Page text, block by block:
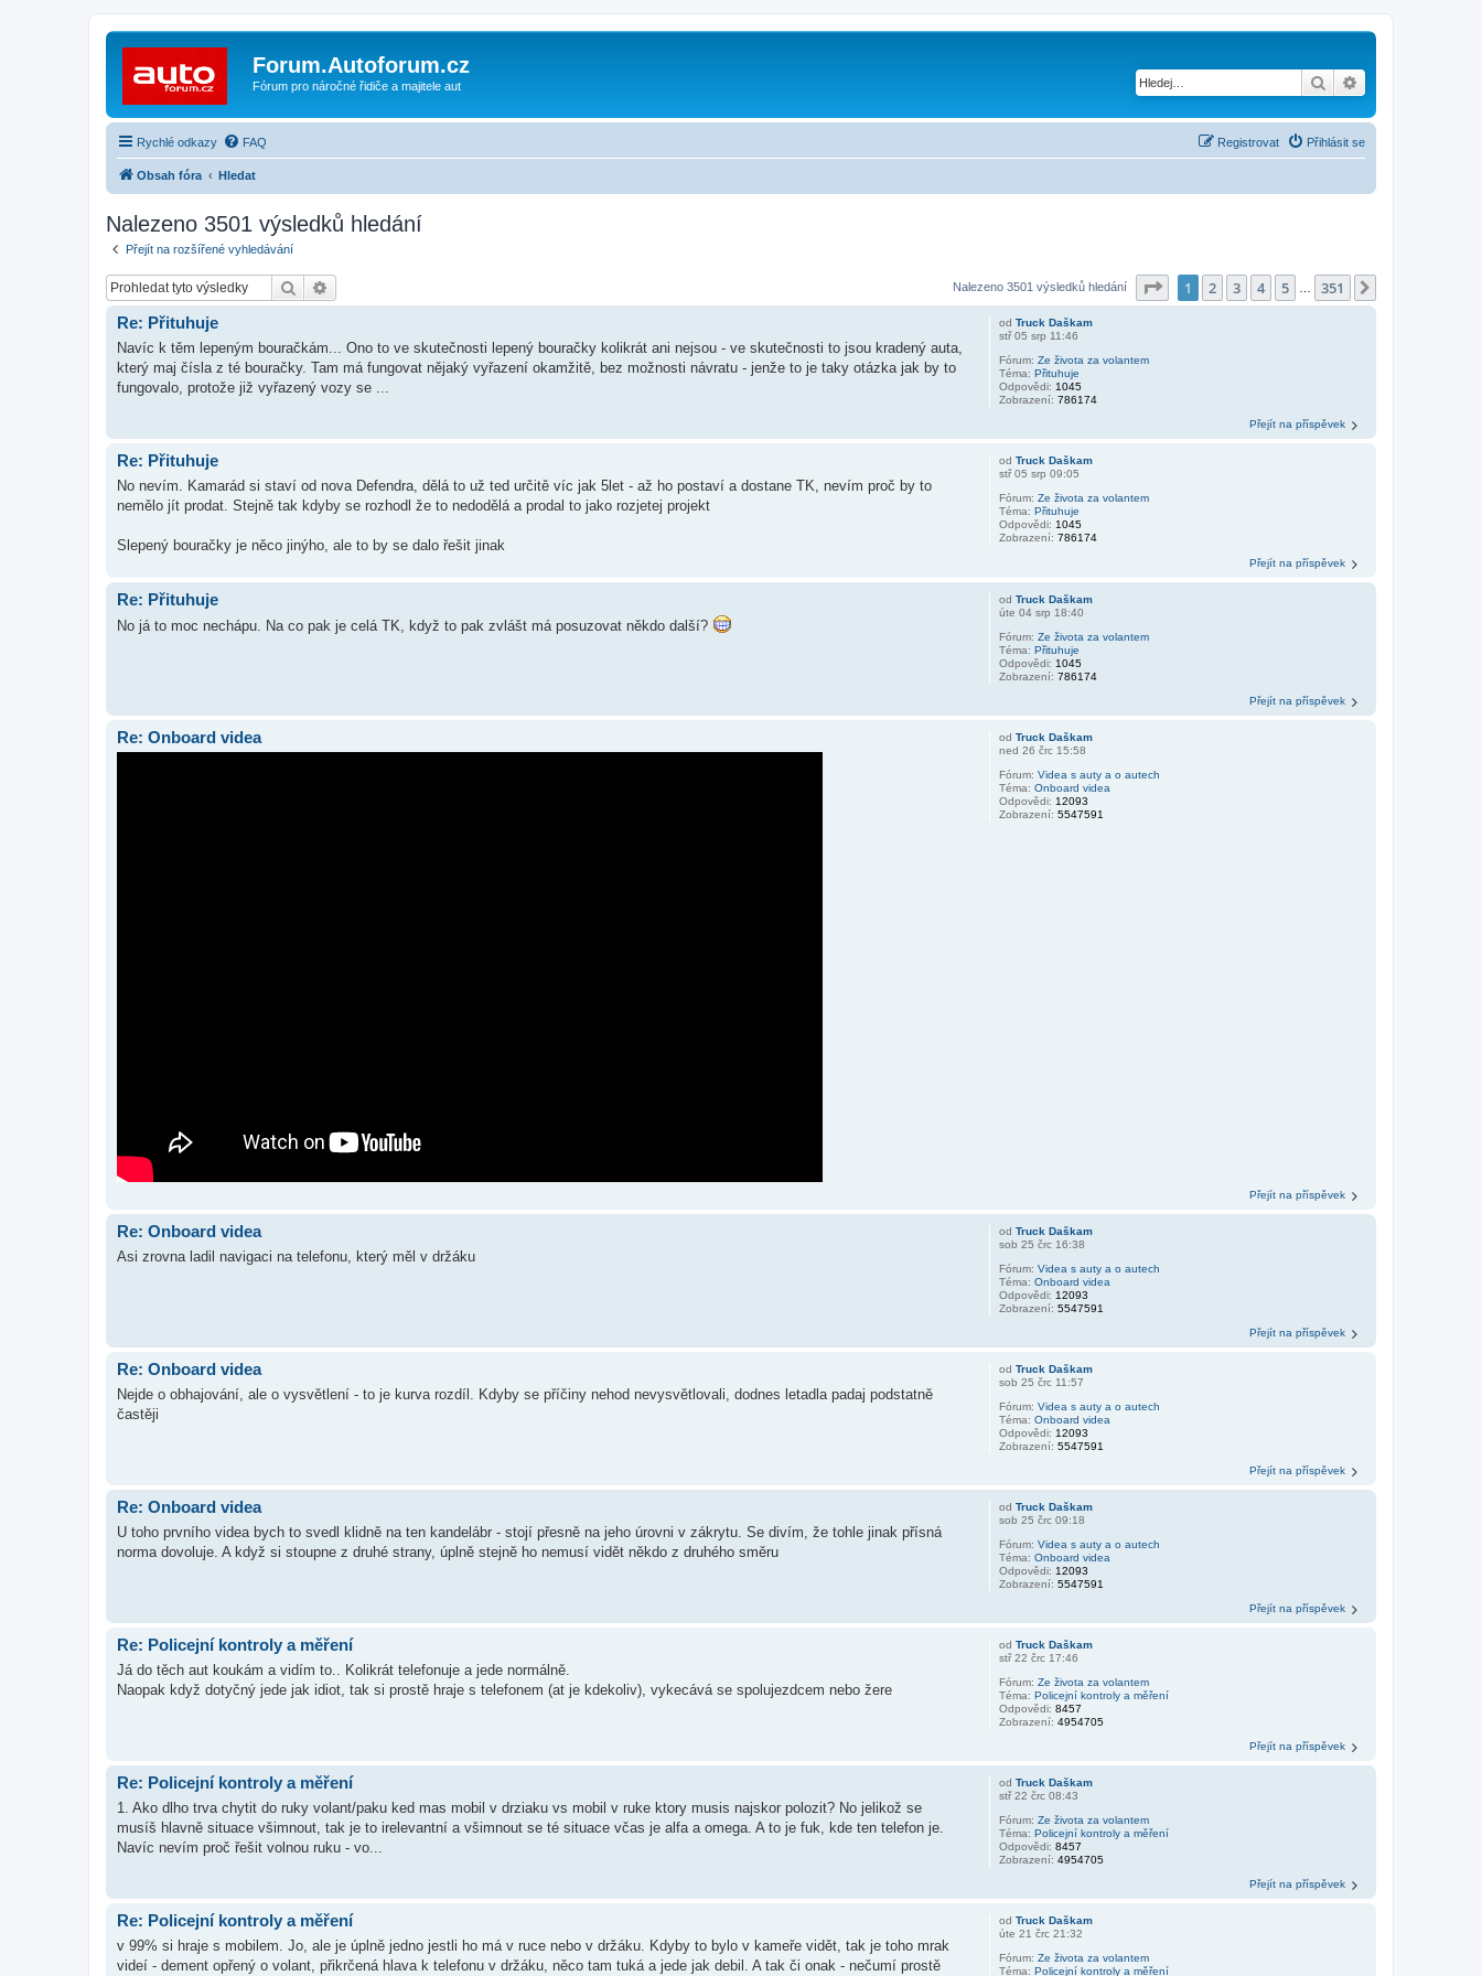
Forum.Autoforum.cz
Fórum pro náročné řidiče a majitele aut Hledat
Rychlé odkazy FAQ Přihlásit se
Registrovat
Obsah fóra Hledat
Nalezeno 3501 výsledků hledání
Přejít na rozšířené vyhledávání
Hledat Nalezeno 3501 výsledků hledání Stránka z 351
1 2 3 4 5 351
odTruck Daškam
stř 05 srp 11:46
Fórum:Ze života za volantem
Téma:Přituhuje
Odpovědi: 1045
Zobrazení:786174
Re: Přituhuje
Navíc k těm lepeným bouračkám... Ono to ve skutečnosti lepený bouračky kolikrát ani nejsou - ve skutečnosti to jsou kradený auta,
který maj čísla z té bouračky. Tam má fungovat nějaký vyřazení okamžitě, bez možnosti návratu - jenže to je taky otázka jak by to
fungovalo, protože již vyřazený vozy se ...
Přejít na příspěvek
odTruck Daškam
stř 05 srp 09:05
Fórum:Ze života za volantem
Téma:Přituhuje
Odpovědi: 1045
Zobrazení:786174
Re: Přituhuje
No nevím. Kamarád si staví od nova Defendra, dělá to už ted určitě víc jak 5let - až ho postaví a dostane TK, nevím proč by to
nemělo jít prodat. Stejně tak kdyby se rozhodl že to nedodělá a prodal to jako rozjetej projekt
Slepený bouračky je něco jinýho, ale to by se dalo řešit jinak
Přejít na příspěvek
odTruck Daškam
úte 04 srp 18:40
Fórum:Ze života za volantem
Téma:Přituhuje
Odpovědi: 1045
Zobrazení:786174
Re: Přituhuje
No já to moc nechápu. Na co pak je celá TK, když to pak zvlášt má posuzovat někdo další?
Přejít na příspěvek
odTruck Daškam
ned 26 črc 15:58
Fórum:Videa s auty a o autech
Téma:Onboard videa
Odpovědi: 12093
Zobrazení:5547591
Re: Onboard videa
Přejít na příspěvek
odTruck Daškam
sob 25 črc 16:38
Fórum:Videa s auty a o autech
Téma:Onboard videa
Odpovědi: 12093
Zobrazení:5547591
Re: Onboard videa
Asi zrovna ladil navigaci na telefonu, který měl v držáku
Přejít na příspěvek
odTruck Daškam
sob 25 črc 11:57
Fórum:Videa s auty a o autech
Téma:Onboard videa
Odpovědi: 12093
Zobrazení:5547591
Re: Onboard videa
Nejde o obhajování, ale o vysvětlení - to je kurva rozdíl. Kdyby se příčiny nehod nevysvětlovali, dodnes letadla padaj podstatně
častěji
Přejít na příspěvek
odTruck Daškam
sob 25 črc 09:18
Fórum:Videa s auty a o autech
Téma:Onboard videa
Odpovědi: 12093
Zobrazení:5547591
Re: Onboard videa
U toho prvního videa bych to svedl klidně na ten kandelábr - stojí přesně na jeho úrovni v zákrytu. Se divím, že tohle jinak přísná
norma dovoluje. A když si stoupne z druhé strany, úplně stejně ho nemusí vidět někdo z druhého směru
Přejít na příspěvek
odTruck Daškam
stř 22 črc 17:46
Fórum:Ze života za volantem
Téma:Policejní kontroly a měření
Odpovědi:8457
Zobrazení:4954705
Re: Policejní kontroly a měření
Já do těch aut koukám a vidím to.. Kolikrát telefonuje a jede normálně.
Naopak když dotyčný jede jak idiot, tak si prostě hraje s telefonem (at je kdekoliv), vykecává se spolujezdcem nebo žere
Přejít na příspěvek
odTruck Daškam
stř 22 črc 08:43
Fórum:Ze života za volantem
Téma:Policejní kontroly a měření
Odpovědi:8457
Zobrazení:4954705
Re: Policejní kontroly a měření
1. Ako dlho trva chytit do ruky volant/paku ked mas mobil v drziaku vs mobil v ruke ktory musis najskor polozit? No jelikož se
musíš hlavně situace všimnout, tak je to irelevantní a všimnout se té situace včas je alfa a omega. A to je fuk, kde ten telefon je.
Navíc nevím proč řešit volnou ruku - vo...
Přejít na příspěvek
odTruck Daškam
úte 21 črc 21:32
Fórum:Ze života za volantem
Téma:Policejní kontroly a měření
Re: Policejní kontroly a měření
v 99% si hraje s mobilem. Jo, ale je úplně jedno jestli ho má v ruce nebo v držáku. Kdyby to bylo v kameře vidět, tak je toho mrak
videí - dement opřený o volant, přikrčená hlava k telefonu v držáku, něco tam tuká a jede jak debil. A tak či onak - nečumí prostě